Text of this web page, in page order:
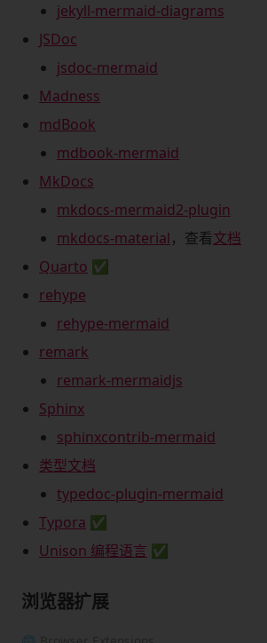
jekyll-mermaid-diagrams
JSDoc
jsdoc-mermaid
Madness
mdBook
mdbook-mermaid
MkDocs
mkdocs-mermaid2-plugin
mkdocs-material，查看文档
Quarto ✅
rehype
rehype-mermaid
remark
remark-mermaidjs
Sphinx
sphinxcontrib-mermaid
类型文档
typedoc-plugin-mermaid
Typora ✅
Unison 编程语言 ✅
浏览器扩展